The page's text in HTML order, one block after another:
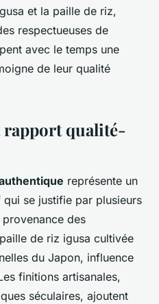
et la paille de riz,
respectueuses de
avec le temps une
de leur qualité
rapport qualité-
représente un
se justifie par plusieurs
des
de riz igusa cultivée
du Japon, influence
finitions artisanales,
séculaires, ajoutent